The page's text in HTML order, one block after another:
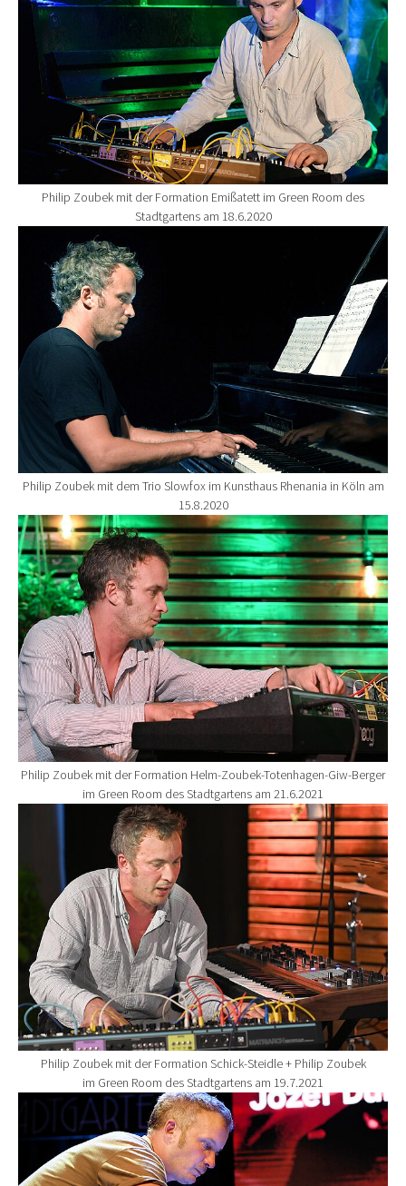
Philip Zoubek mit der Formation Emißatett im Green Room des
Stadtgartens am 18.6.2020
Show larger version for:
Philip Zoubek mit dem Trio Slowfox im Kunsthaus Rhenania in Köln am
15.8.2020
Show larger version for:
Philip Zoubek mit der Formation Helm-Zoubek-Totenhagen-Giw-Berger
im Green Room des Stadtgartens am 21.6.2021
Show larger version for:
Philip Zoubek mit der Formation Schick-Steidle + Philip Zoubek
im Green Room des Stadtgartens am 19.7.2021
Show larger version for: